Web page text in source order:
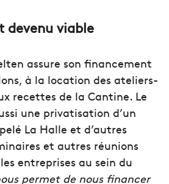
devenu viable
assure son financement
à la location des ateliers-
recettes de la Cantine. Le
une privatisation d’un
La Halle et d’autres
et autres réunions
entreprises au sein du
permet de nous financer